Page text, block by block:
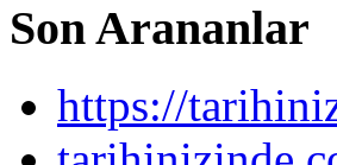
Son Arananlar
https://